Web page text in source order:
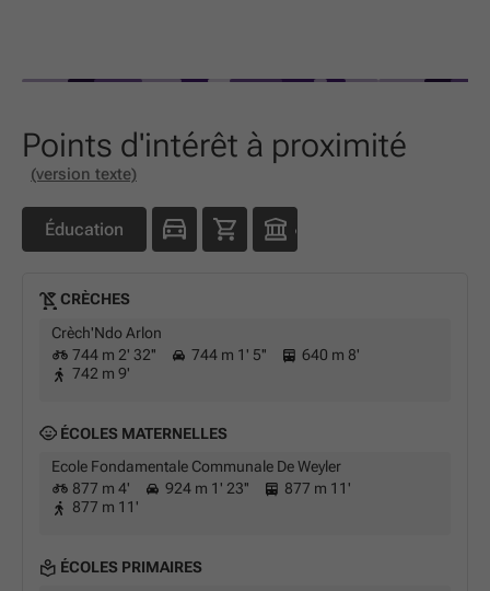
Points d'intérêt à proximité
(version texte)
Éducation
CRÈCHES
Crèch'Ndo Arlon
744 m 2' 32''
744 m 1' 5''
640 m 8'
742 m 9'
ÉCOLES MATERNELLES
Ecole Fondamentale Communale De Weyler
877 m 4'
924 m 1' 23''
877 m 11'
877 m 11'
ÉCOLES PRIMAIRES